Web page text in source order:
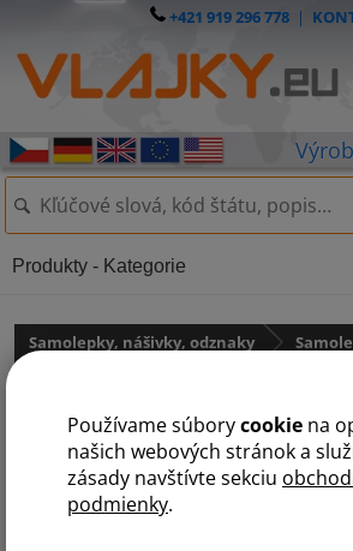
Používame súborycookie na
našich webových stránok a
zásady navštívte sekciu
podmienky.
+421 919 296 778|
Samolepky, nášivky, odznaky
Samolepka - vlajka
Produkty - Kategorie